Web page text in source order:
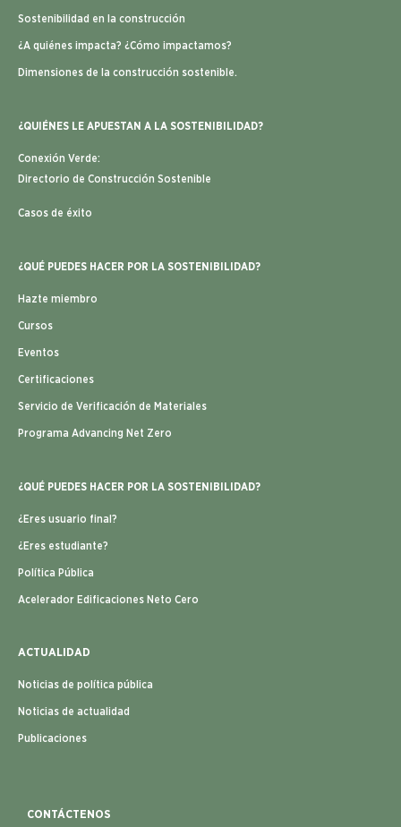
Sostenibilidad en la construcción
¿A quiénes impacta? ¿Cómo impactamos?
Dimensiones de la construcción sostenible.
¿QUIÉNES LE APUESTAN A LA SOSTENIBILIDAD?
Conexión Verde:
Directorio de Construcción Sostenible
Casos de éxito
¿QUÉ PUEDES HACER POR LA SOSTENIBILIDAD?
Hazte miembro
Cursos
Eventos
Certificaciones
Servicio de Verificación de Materiales
Programa Advancing Net Zero
¿QUÉ PUEDES HACER POR LA SOSTENIBILIDAD?
¿Eres usuario final?
¿Eres estudiante?
Política Pública
Acelerador Edificaciones Neto Cero
ACTUALIDAD
Noticias de política pública
Noticias de actualidad
Publicaciones
CONTÁCTENOS